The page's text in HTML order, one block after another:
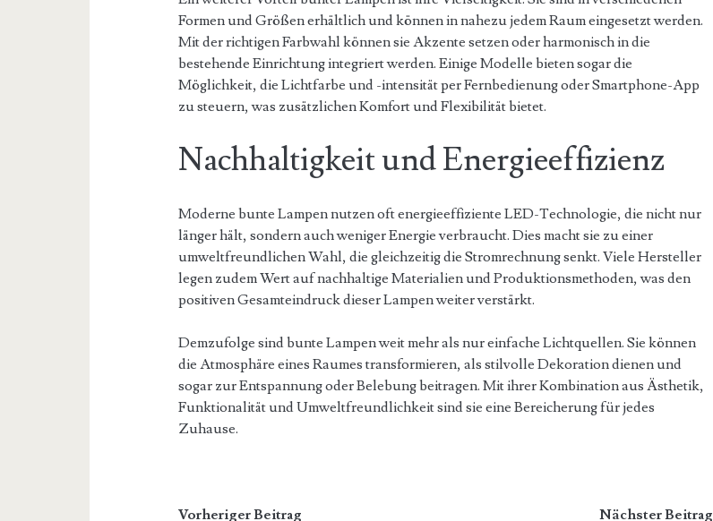
Formen und Größen erhältlich und können in nahezu jedem Raum eingesetzt werden.
Mit der richtigen Farbwahl können sie Akzente setzen oder harmonisch in die
bestehende Einrichtung integriert werden. Einige Modelle bieten sogar die
Möglichkeit, die Lichtfarbe und -intensität per Fernbedienung oder Smartphone-App
zu steuern, was zusätzlichen Komfort und Flexibilität bietet.
Nachhaltigkeit und Energieeffizienz
Moderne bunte Lampen nutzen oft energieeffiziente LED-Technologie, die nicht nur
länger hält, sondern auch weniger Energie verbraucht. Dies macht sie zu einer
umweltfreundlichen Wahl, die gleichzeitig die Stromrechnung senkt. Viele Hersteller
legen zudem Wert auf nachhaltige Materialien und Produktionsmethoden, was den
positiven Gesamteindruck dieser Lampen weiter verstärkt.
Demzufolge sind bunte Lampen weit mehr als nur einfache Lichtquellen. Sie können
die Atmosphäre eines Raumes transformieren, als stilvolle Dekoration dienen und
sogar zur Entspannung oder Belebung beitragen. Mit ihrer Kombination aus Ästhetik,
Funktionalität und Umweltfreundlichkeit sind sie eine Bereicherung für jedes
Zuhause.
Vorheriger Beitrag
Nächster Beitrag